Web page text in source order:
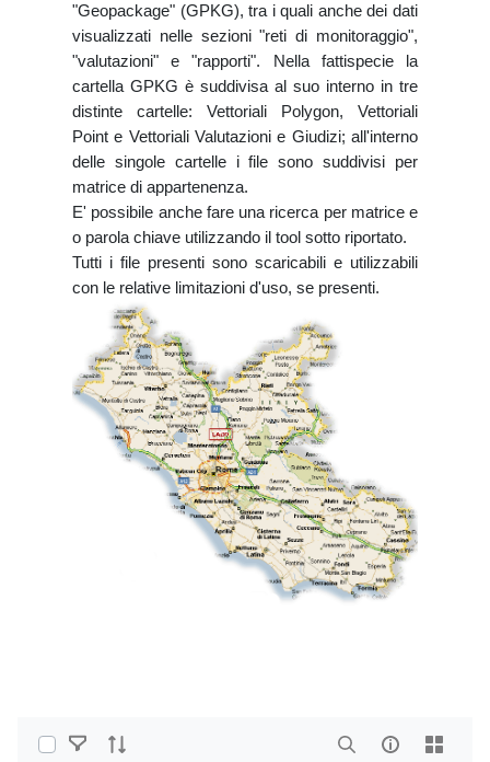
"Geopackage" (GPKG), tra i quali anche dei dati
visualizzati nelle sezioni "reti di monitoraggio",
"valutazioni" e "rapporti". Nella fattispecie la
cartella GPKG è suddivisa al suo interno in tre
distinte cartelle: Vettoriali Polygon, Vettoriali
Point e Vettoriali Valutazioni e Giudizi; all'interno
delle singole cartelle i file sono suddivisi per
matrice di appartenenza.
E' possibile anche fare una ricerca per matrice e
o parola chiave utilizzando il tool sotto riportato.
Tutti i file presenti sono scaricabili e utilizzabili
con le relative limitazioni d'uso, se presenti.
Select Items